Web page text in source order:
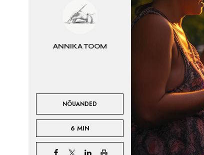
ANNIKA TOOM
NÕUANDED
6 MIN